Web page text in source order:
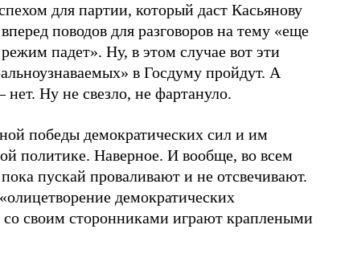
для партии, который даст Касьянову
поводов для разговоров на тему «еще
падет». Ну, в этом случае вот эти
в Госдуму пройдут. А
Ну не свезло, не фартануло.
победы демократических сил и им
политике. Наверное. И вообще, во всем
пускай проваливают и не отсвечивают.
демократических
со своим сторонниками играют краплеными